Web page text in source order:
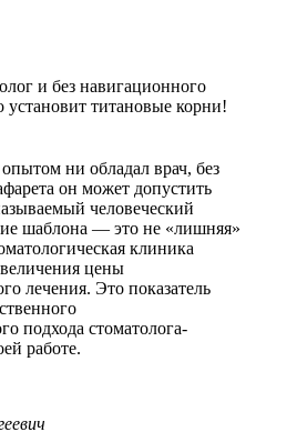
и без навигационного
титановые корни!
ни обладал врач, без
он может допустить
человеческий
шаблона — это не «лишняя»
клиника
цены
лечения. Это показатель
подхода стоматолога-
работе.